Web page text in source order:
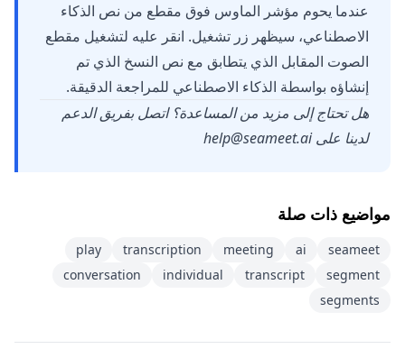
عندما يحوم مؤشر الماوس فوق مقطع من نص الذكاء
الاصطناعي، سيظهر زر تشغيل. انقر عليه لتشغيل مقطع
الصوت المقابل الذي يتطابق مع نص النسخ الذي تم
إنشاؤه بواسطة الذكاء الاصطناعي للمراجعة الدقيقة.
هل تحتاج إلى مزيد من المساعدة؟ اتصل بفريق الدعم
لدينا علىhelp@seameet.ai
مواضيع ذات صلة
seameet
ai
meeting
transcription
play
segment
transcript
individual
conversation
segments